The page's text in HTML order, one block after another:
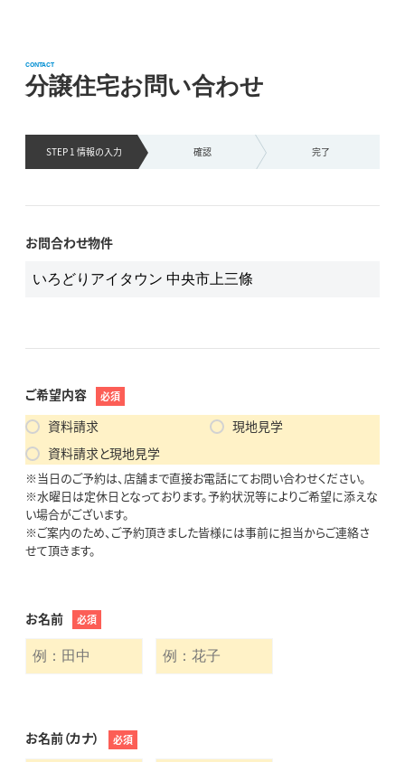
分譲住宅お問い合わせ
CONTACT
STEP 1 情報の入力 確認 完了
お問合わせ物件
ご希望内容 必須
資料請求
現地見学
資料請求と現地見学
※当日のご予約は、店舗まで直接お電話にてお問い合わせください。
※水曜日は定休日となっております。予約状況等によりご希望に添えな
い場合がございます。
※ご案内のため、ご予約頂きました皆様には事前に担当からご連絡さ
せて頂きます。
お名前 必須
お名前（カナ） 必須